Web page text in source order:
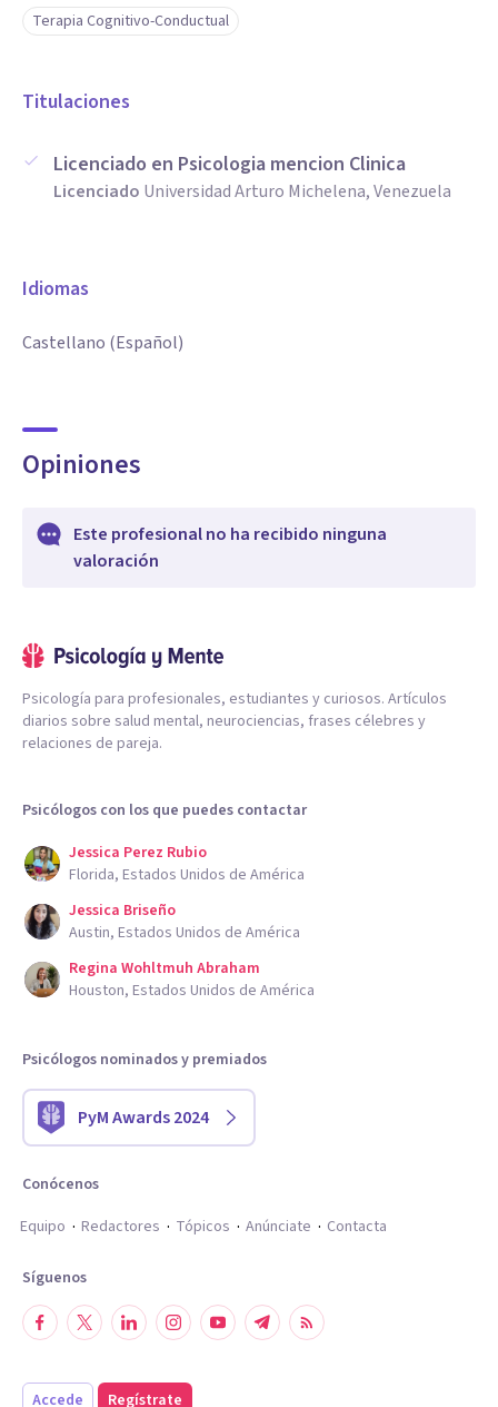
Terapia Cognitivo-Conductual
Titulaciones
Licenciado en Psicologia mencion Clinica
Licenciado Universidad Arturo Michelena, Venezuela
Idiomas
Castellano (Español)
Opiniones
Este profesional no ha recibido ninguna
valoración
Psicología para profesionales, estudiantes y curiosos. Artículos
diarios sobre salud mental, neurociencias, frases célebres y
relaciones de pareja.
Psicólogos con los que puedes contactar
Jessica Perez Rubio
Florida, Estados Unidos de América
Jessica Briseño
Austin, Estados Unidos de América
Regina Wohltmuh Abraham
Houston, Estados Unidos de América
Psicólogos nominados y premiados
PyM Awards 2024
Conócenos
Equipo
Redactores Tópicos Anúnciate Contacta
Síguenos
Accede Regístrate